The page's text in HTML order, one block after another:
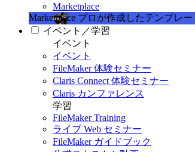
Marketplace
Marketplace プロが作成したテンプレー
イベント／学習
イベント
イベント
FileMaker 体験セミナー
Claris Connect 体験セミナー
Claris カンファレンス
学習
FileMaker Training
ライブ Web セミナー
FileMaker ガイドブック